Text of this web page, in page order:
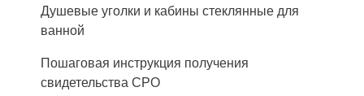
Душевые уголки и кабины стеклянные для
ванной
Пошаговая инструкция получения
свидетельства СРО